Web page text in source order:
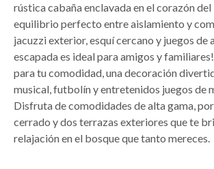
rústica cabaña enclavada en el corazón
equilibrio perfecto entre aislamiento y
jacuzzi exterior, esquí cercano y juegos de
escapada es ideal para amigos y
para tu comodidad, una decoración
musical, futbolín y entretenidos juegos de
Disfruta de comodidades de alta gama,
cerrado y dos terrazas exteriores que te
relajación en el bosque que tanto mereces.